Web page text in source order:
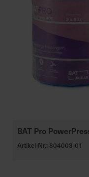
BAT Pro
Artikel-Nr.: 804003-01